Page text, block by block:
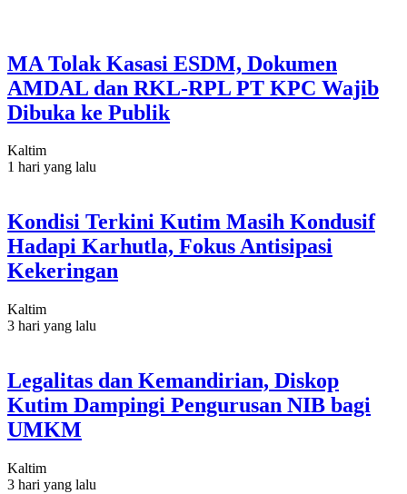
MA Tolak Kasasi ESDM, Dokumen
AMDAL dan RKL-RPL PT KPC Wajib
Dibuka ke Publik
Kaltim
1 hari yang lalu
Kondisi Terkini Kutim Masih Kondusif
Hadapi Karhutla, Fokus Antisipasi
Kekeringan
Kaltim
3 hari yang lalu
Legalitas dan Kemandirian, Diskop
Kutim Dampingi Pengurusan NIB bagi
UMKM
Kaltim
3 hari yang lalu